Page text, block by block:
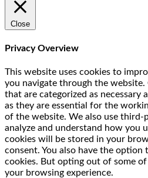
Close
Privacy Overview
This website uses cookies to
you navigate through the
that are categorized as necessary
as they are essential for the
of the website. We also use third-
analyze and understand how you
cookies will be stored in your
consent. You also have the
cookies. But opting out of some
your browsing experience.